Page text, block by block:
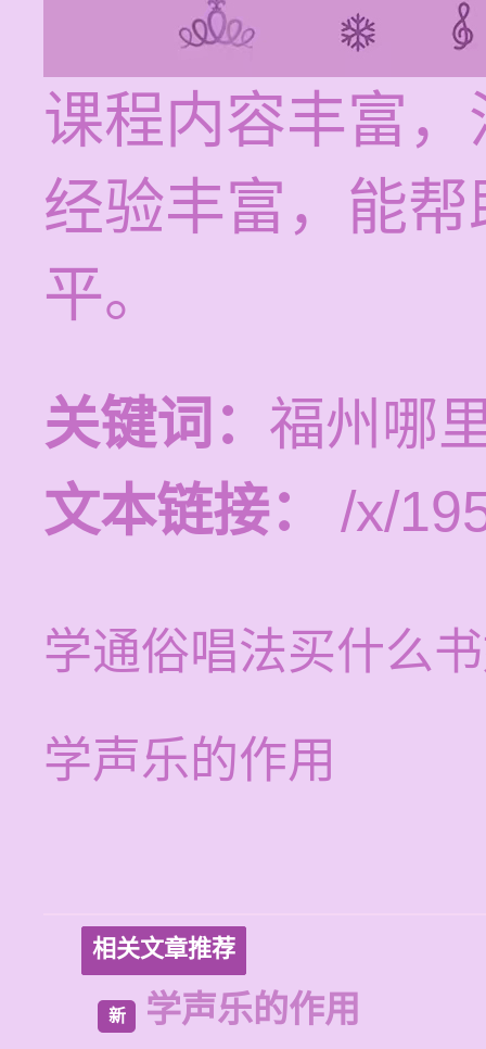
课程内容丰富
经验丰富，能
平。
关键词： 福州哪
文本链接：
/x/
学通俗唱法买什么
学声乐的作用
相关文章推荐
新 学声乐的作用